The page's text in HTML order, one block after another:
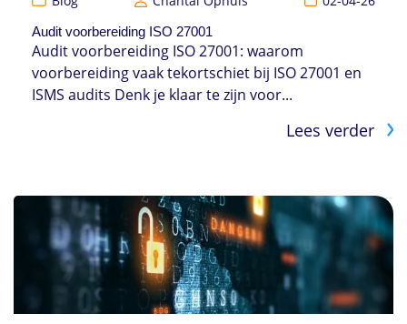
Audit voorbereiding ISO 27001
Audit voorbereiding ISO 27001: waarom
voorbereiding vaak tekortschiet bij ISO 27001 en
ISMS audits Denk je klaar te zijn voor...
Lees verder